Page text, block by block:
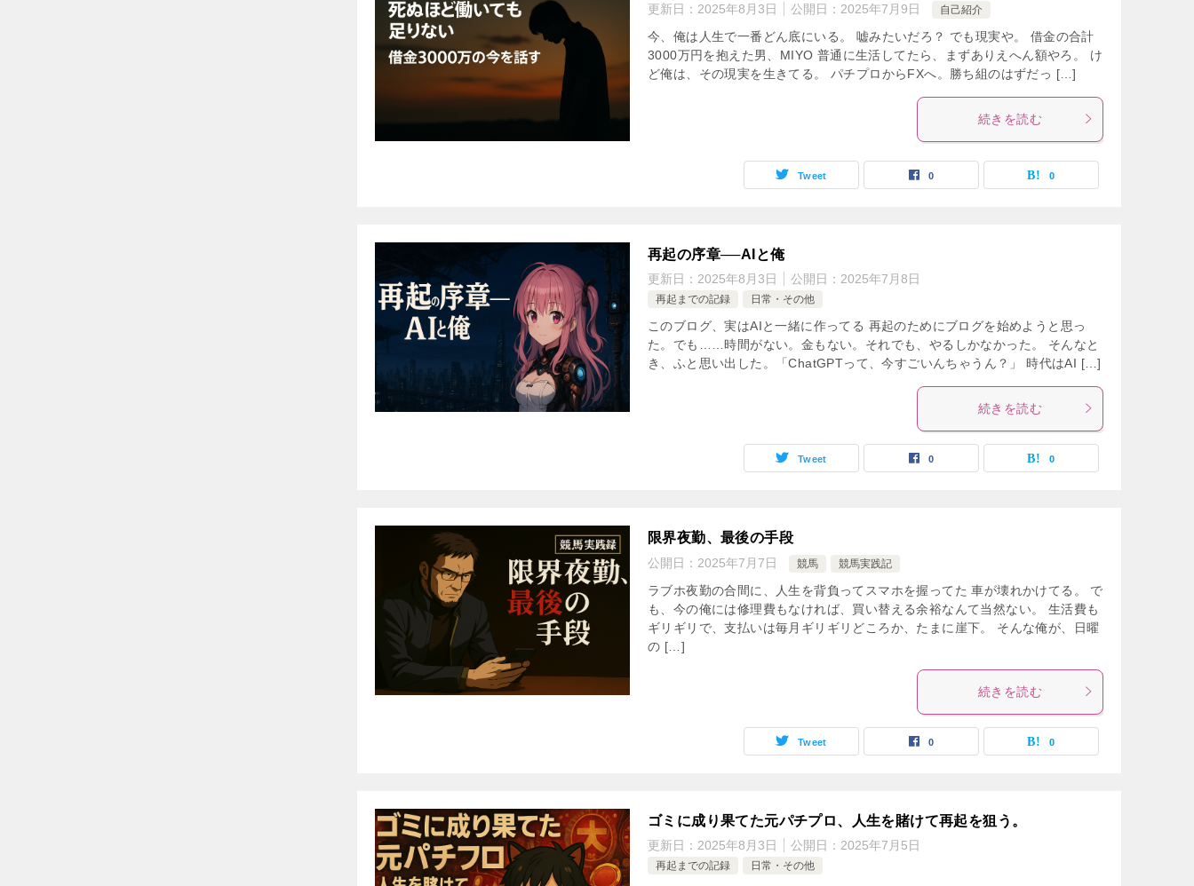
更新日： 2025年8月3日 公開日： 2025年7月9日 自己紹介
今、俺は人生で一番どん底にいる。 嘘みたいだろ？ でも現実や。 借金の合計
3000万円を抱えた男、MIYO 普通に生活してたら、まずありえへん額やろ。 け
ど俺は、その現実を生きてる。 パチプロからFXへ。勝ち組のはずだっ […]
続きを読む
Tweet 0 0
再起の序章──AIと俺
更新日： 2025年8月3日 公開日： 2025年7月8日
再起までの記録 日常・その他
このブログ、実はAIと一緒に作ってる 再起のためにブログを始めようと思っ
た。でも……時間がない。金もない。それでも、やるしかなかった。 そんなと
き、ふと思い出した。「ChatGPTって、今すごいんちゃうん？」 時代はAI […]
続きを読む
Tweet 0 0
限界夜勤、最後の手段
公開日： 2025年7月7日 競馬 競馬実践記
ラブホ夜勤の合間に、人生を背負ってスマホを握ってた 車が壊れかけてる。 で
も、今の俺には修理費もなければ、買い替える余裕なんて当然ない。 生活費も
ギリギリで、支払いは毎月ギリギリどころか、たまに崖下。 そんな俺が、日曜
の […]
続きを読む
Tweet 0 0
ゴミに成り果てた元パチプロ、人生を賭けて再起を狙う。
更新日： 2025年8月3日 公開日： 2025年7月5日
再起までの記録 日常・その他